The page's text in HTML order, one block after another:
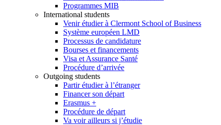
Programmes MIB
International students
Venir étudier à Clermont School of Business
Système européen LMD
Processus de candidature
Bourses et financements
Visa et Assurance Santé
Procédure d’arrivée
Outgoing students
Partir étudier à l’étranger
Financer son départ
Erasmus +
Procédure de départ
Va voir ailleurs si j’étudie